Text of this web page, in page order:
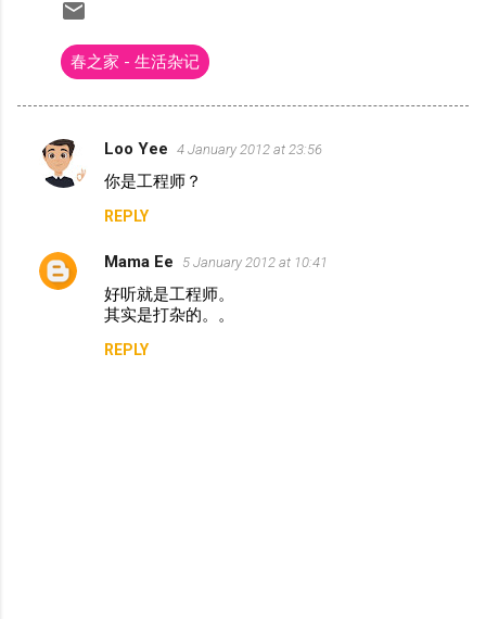
春之家 - 生活杂记
C
o
m
e
Loo Yee 4 January 2012 at 23:56
你是工程师？
REPLY
Mama Ee 5 January 2012 at 10:41
好听就是工程师。
其实是打杂的。。
REPLY